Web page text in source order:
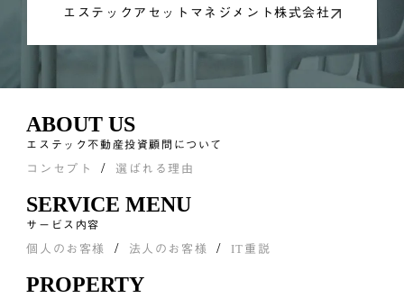
エステックアセットマネジメント株式会社
ABOUT US
エステック不動産投資顧問について
コンセプト 選ばれる理由
SERVICE MENU
サービス内容
個人のお客様 法人のお客様 IT重説
PROPERTY